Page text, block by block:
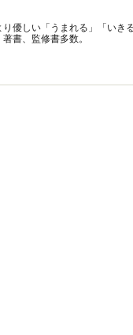
優しい「うまれる」「いき
書、監修書多数。